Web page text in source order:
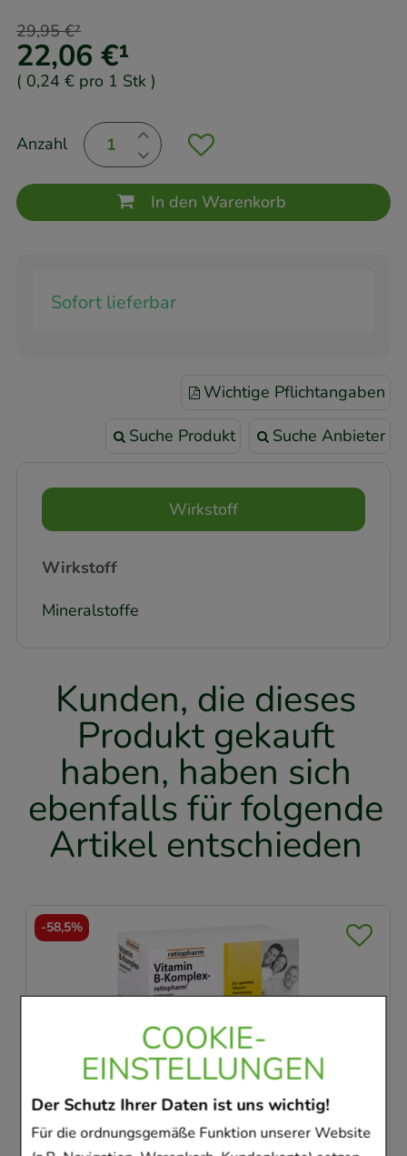
COOKIE-
EINSTELLUNGEN
Der Schutz Ihrer Daten ist uns wichtig!
Für die ordnungsgemäße Funktion unserer Website
22,06 €¹
29,95 €²
( 0,24 € pro 1 Stk )
Anzahl
In den Warenkorb
Sofort lieferbar
Wichtige Pflichtangaben
Suche Produkt Suche Anbieter
Wirkstoff
Wirkstoff
Mineralstoffe
Kunden, die dieses
Produkt gekauft
haben, haben sich
ebenfalls für folgende
Artikel entschieden
KOMPLEX-ratiopharm Kapseln
ratiopharm GmbH
120StKapseln
62,5%